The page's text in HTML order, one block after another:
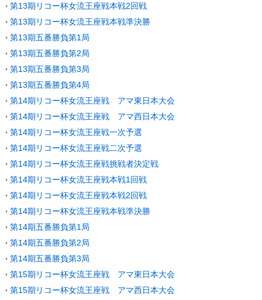
第13期リコー杯女流王座戦本戦2回戦
第13期リコー杯女流王座戦本戦準決勝
第13期五番勝負第1局
第13期五番勝負第2局
第13期五番勝負第3局
第13期五番勝負第4局
第14期リコー杯女流王座戦 アマ東日本大会
第14期リコー杯女流王座戦 アマ西日本大会
第14期リコー杯女流王座戦一次予選
第14期リコー杯女流王座戦二次予選
第14期リコー杯女流王座戦挑戦者決定戦
第14期リコー杯女流王座戦本戦1回戦
第14期リコー杯女流王座戦本戦2回戦
第14期リコー杯女流王座戦本戦準決勝
第14期五番勝負第1局
第14期五番勝負第2局
第14期五番勝負第3局
第15期リコー杯女流王座戦 アマ東日本大会
第15期リコー杯女流王座戦 アマ西日本大会